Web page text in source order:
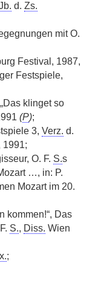
d. Zs.
mit O.
Festival, 1987,
Festspiele,
klinget so
(P);
3, Verz. d.
1991;
O. F. S.s
…, in: P.
Mozart im 20.
kommen!“, Das
S., Diss. Wien
;